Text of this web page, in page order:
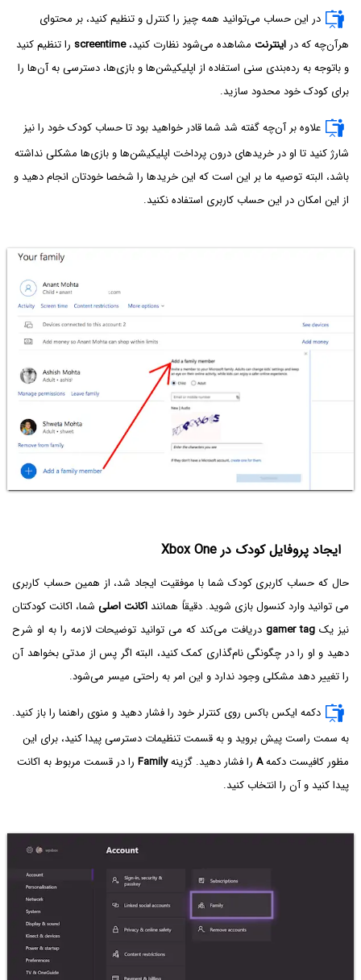
در این حساب می‌توانید همه چیز را کنترل و تنظیم کنید، بر محتوای
هرآن‌چه که در اینترنت مشاهده می‌شود نظارت کنید،screentime را تنظیم کنید
و باتوجه به رده‌بندی سنی استفاده از اپلیکیشن‌ها و بازی‌ها، دسترسی به آن‌ها را
برای کودک خود محدود سازید.
علاوه بر آن‌چه گفته شد شما قادر خواهید بود تا حساب کودک خود را نیز
شارژ کنید تا او در خریدهای درون پرداخت اپلیکیشن‌ها و بازی‌ها مشکلی نداشته
باشد، البته توصیه ما بر این است که این خریدها را شخصا خودتان انجام دهید و
از این امکان در این حساب کاربری استفاده نکنید.
ایجاد پروفایل کودک در Xbox One
حال که حساب کاربری کودک شما با موفقیت ایجاد شد، از همین حساب کاربری
می توانید وارد کنسول بازی شوید. دقیقاً همانند اکانت اصلیشما، اکانت کودکتان
نیز یک gamer tag دریافت می‌کند که می توانید توضیحات لازمه را به او شرح
دهید و او را در چگونگی نام‌گذاری کمک کنید، البته اگر پس از مدتی بخواهد آن
را تغییر دهد مشکلی وجود ندارد و این امر به راحتی میسر می‌شود.
دکمه ایکس باکس روی کنترلر خود را فشار دهید و منوی راهنما را باز کنید.
به سمت راست پیش بروید و به قسمت تنظیمات دسترسی پیدا کنید، برای این
مظور کافیست دکمهA را فشار دهید. گزینهFamily را در قسمت مربوط به اکانت
پیدا کنید و آن را انتخاب کنید.